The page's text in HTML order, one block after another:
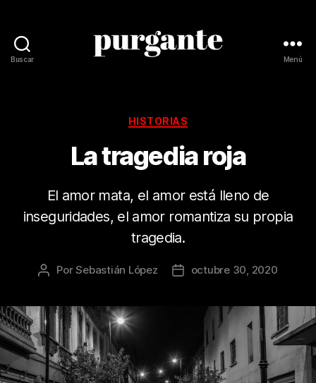
Buscar Menú
Categorías
HISTORIAS
La tragedia roja
El amor mata, el amor está lleno de
inseguridades, el amor romantiza su propia
tragedia.
Autor
publicación
PorSebastián López
Fecha
publicación
octubre 30, 2020